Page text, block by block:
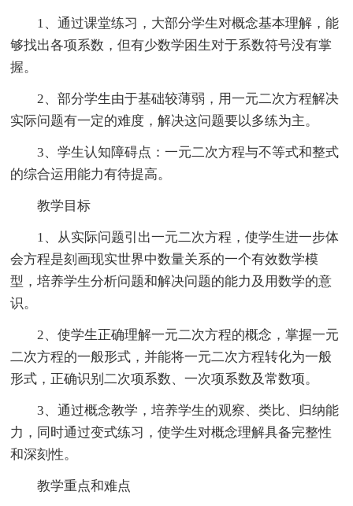
1、通过课堂练习，大部分学生对概念基本理解，能
够找出各项系数，但有少数学困生对于系数符号没有掌
握。
2、部分学生由于基础较薄弱，用一元二次方程解决
实际问题有一定的难度，解决这问题要以多练为主。
3、学生认知障碍点：一元二次方程与不等式和整式
的综合运用能力有待提高。
教学目标
1、从实际问题引出一元二次方程，使学生进一步体
会方程是刻画现实世界中数量关系的一个有效数学模
型，培养学生分析问题和解决问题的能力及用数学的意
识。
2、使学生正确理解一元二次方程的概念，掌握一元
二次方程的一般形式，并能将一元二次方程转化为一般
形式，正确识别二次项系数、一次项系数及常数项。
3、通过概念教学，培养学生的观察、类比、归纳能
力，同时通过变式练习，使学生对概念理解具备完整性
和深刻性。
教学重点和难点